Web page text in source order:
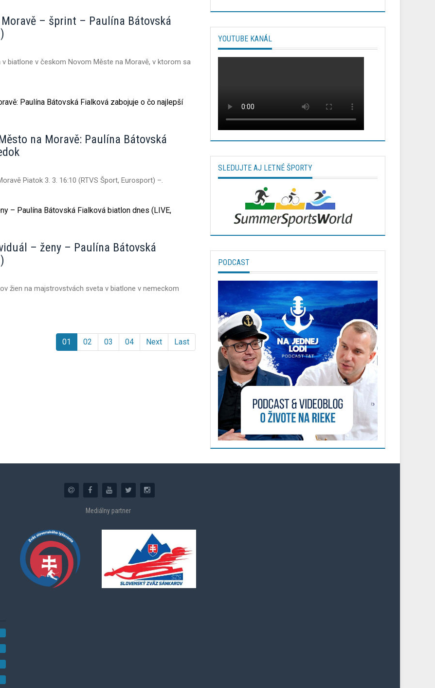
Moravě – šprint – Paulína Bátovská
biatlone v českom Novom Měste na Moravě, v ktorom sa
na Moravě: Paulína Bátovská
Piatok 3. 3. 16:10 (RTVS Šport, Eurosport) –.
– ženy – Paulína Bátovská
žien na majstrovstvách sveta v biatlone v nemeckom
01 02 03 04 Next Last
YOUTUBE KANÁL
SLEDUJTE AJ LETNÉ ŠPORTY
PODCAST
Mediálny partner